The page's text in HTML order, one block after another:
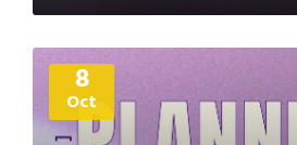
8
Oct
Plus
d'informations